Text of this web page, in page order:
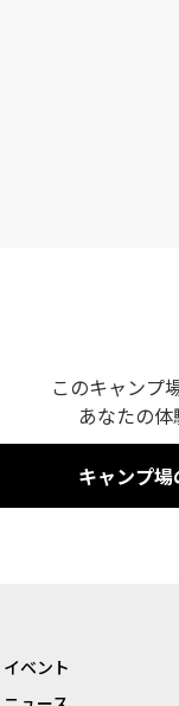
このキャンプ
あなたの体
キャンプ
イベント